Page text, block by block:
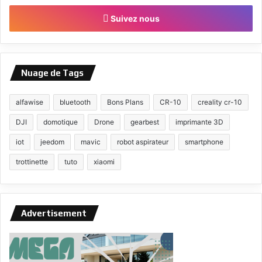
Suivez nous
Nuage de Tags
alfawise bluetooth Bons Plans CR-10 creality cr-10
DJI domotique Drone gearbest imprimante 3D
iot jeedom mavic robot aspirateur smartphone
trottinette tuto xiaomi
Advertisement